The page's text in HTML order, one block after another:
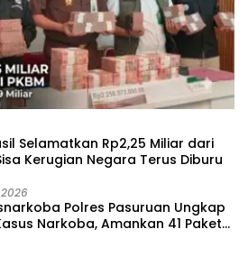
Selamatkan Rp2,25 Miliar dari
Kerugian Negara Terus Diburu
Polres Pasuruan Ungkap
Narkoba, Amankan 41 Paket